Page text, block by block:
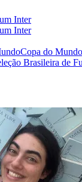
Copa do
Brasileira de